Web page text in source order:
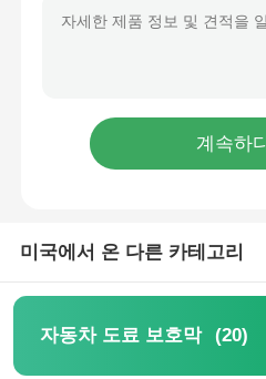
제품 소개
회사 소개
미국에서 온 다른 카테고리
자동차 도료 보호막 (20)